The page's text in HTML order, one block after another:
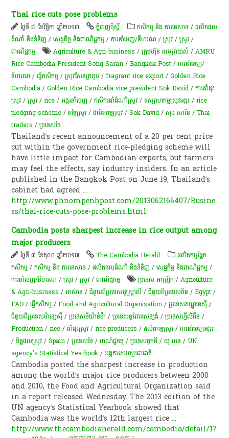
Thai rice cuts pose problems
ថ្ងៃទី ៧ ខែវិច្ឆិកា ឆ្នាំ២០១៣ ភ្នំពេញប៉ុស្តិ៍ កសិកម្ម​ និង​ ការ​នេ​សាទ​ /ផលិតផល
ដំណាំ និងទំនិញ /សេដ្ឋកិច្ច និងពាណិជ្ជកម្ម /ការនាំចេញ/នីហរណ /​ស្រូវ​ /​ស្រូវ​ /
ពាណិជ្ជកម្ម
Agriculture & Agri-business /ក្រុមហ៊ុន អេមរុរ៉ាយស៍ /AMRU
Rice Cambodia President Song Saran /Bangkok Post /ការនាំចេញ/
នីហរណ /ធ្វើកសិកម្ម /ស្រូវ​សែន​ក្រអូប​ /fragrant rice export /Golden Rice
Cambodia /Golden Rice Cambodia vice president Sok David /ការដាំដុះ
ស្រូវ /ស្រូវ /rice /​អង្ករ​នាំចេញ​​ /កសិករ​ដាំដំណាំស្រូវ /ឧស្សាហ​កម្ម​ស្រូវ​អង្ករ​ /rice
pledging scheme /តម្លៃ​ស្រូវ /ផលិតកម្មស្រូវ /Sok David /សុង សារ៉ន /Thai
traders /ប្រទេសថៃ
Thailand’s recent announcement of a 20 per cent price
cut within the government rice-pledging scheme will
have little impact for Cambodian exports, but farmers
may feel the effects, say industry insiders. In an article
published in the Bangkok Post on June 19, Thailand’s
cabinet had agreed...
http://www.phnompenhpost.com/2013062166407/Busine
ss/thai-rice-cuts-pose-problems.html
Cambodia posts sharpest increase in rice output among
major producers
ថ្ងៃទី ៣ ខែតុលា ឆ្នាំ២០១៧ The Cambodia Herald
​ផលិតកម្ម​ផ្នែក​
កសិកម្ម​ /កសិកម្ម​ និង​ ការ​នេ​សាទ​ /ផលិតផលដំណាំ និងទំនិញ /សេដ្ឋកិច្ច និងពាណិជ្ជកម្ម /
ការនាំចេញ/នីហរណ /​ស្រូវ​ /​ស្រូវ​ /ពាណិជ្ជកម្ម ប្រទេស​ អាហ្វ្រិក /Agriculture
& Agri-business /អាស៊ាន /ជំនួយពីប្រទេសអូស្ត្រាលី /ជំនួយពីប្រទេសចិន /Egypt /
FAO /ធ្វើកសិកម្ម /Food and Agricultural Organization /ប្រទេសឥណ្ឌូនេស៊ី /
ជំនួយពីប្រទេសម៉ាឡេស៊ី​​/ប្រទេសមីយ៉ាន់ម៉ា /ប្រទេសនូវែលសេឡង់ /ប្រទេសហ្វីលីពីន /
Production /rice /ដាំដុះស្រូវ /rice producers /ផលិតកម្មស្រូវ /ការ​នាំ​ចេញ​អង្ករ
/ទិន្នផលស្រូវ /Spain /ប្រទេសថៃ /ពាណិជ្ជកម្ម /ប្រទេសតួកគី /យូ អេន /UN
agency's Statistical Yearbook /អង្គការសហប្រជាជាតិ
Cambodia posted the sharpest increase in production
among the world’s major rice producers between 2000
and 2010, the Food and Agricultural Organization said
in a report released Wednesday. The 2013 edition of the
UN agency’s Statistical Yearbook showed that
Cambodia was the world’s 12th largest rice...
http://www.thecambodiaherald.com/cambodia/detail/1?